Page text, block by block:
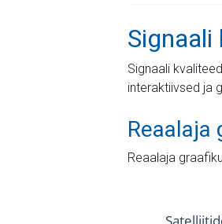
Signaali
Signaali
interaktiivsed ja
Reaalaja
Reaalaja